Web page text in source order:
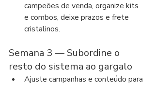
campeões de venda, organize kits
e combos, deixe prazos e frete
cristalinos.
Semana 3 — Subordine o
resto do sistema ao gargalo
Ajuste campanhas e conteúdo para